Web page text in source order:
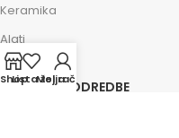
Keramika
Alati
ZAKONSKE ODREDBE
ShopLista želja
Moj račun